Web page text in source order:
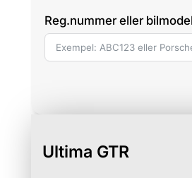
Reg.nummer eller
Ultima GTR